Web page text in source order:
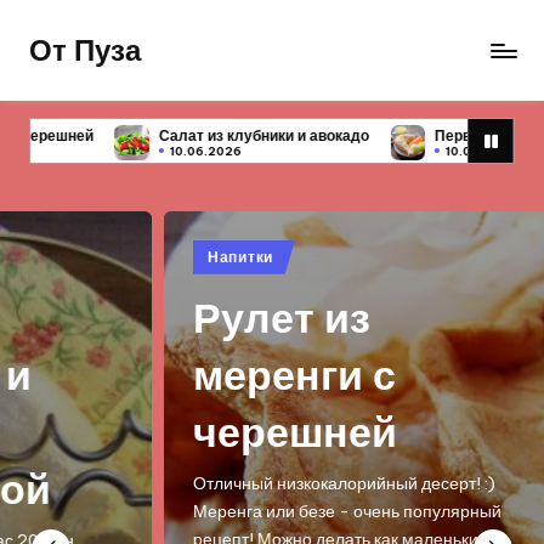
Перейти
содержимому
От Пуза
очень
вкусные
кулинарные
и авокадо Первые блюда — 10 простых и вкусных
10.06.2026
Опубликовано
Напитки
Рулет из
меренги с
черешней
Отличный низкокалорийный десерт! :)
Меренга или безе - очень популярный
рецепт! Можно делать как маленькие…
в